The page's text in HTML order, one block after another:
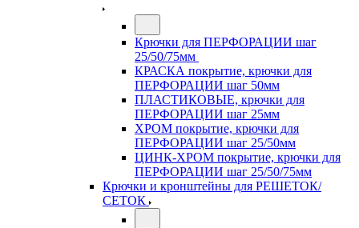
Крючки для ПЕРФОРАЦИИ шаг
25/50/75мм
КРАСКА покрытие, крючки для
ПЕРФОРАЦИИ шаг 50мм
ПЛАСТИКОВЫЕ, крючки для
ПЕРФОРАЦИИ шаг 25мм
ХРОМ покрытие, крючки для
ПЕРФОРАЦИИ шаг 25/50мм
ЦИНК-ХРОМ покрытие, крючки для
ПЕРФОРАЦИИ шаг 25/50/75мм
Крючки и кронштейны для РЕШЕТОК/
СЕТОК